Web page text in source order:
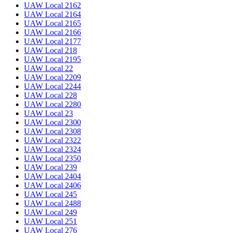
UAW Local 2162
UAW Local 2164
UAW Local 2165
UAW Local 2166
UAW Local 2177
UAW Local 218
UAW Local 2195
UAW Local 22
UAW Local 2209
UAW Local 2244
UAW Local 228
UAW Local 2280
UAW Local 23
UAW Local 2300
UAW Local 2308
UAW Local 2322
UAW Local 2324
UAW Local 2350
UAW Local 239
UAW Local 2404
UAW Local 2406
UAW Local 245
UAW Local 2488
UAW Local 249
UAW Local 251
UAW Local 276